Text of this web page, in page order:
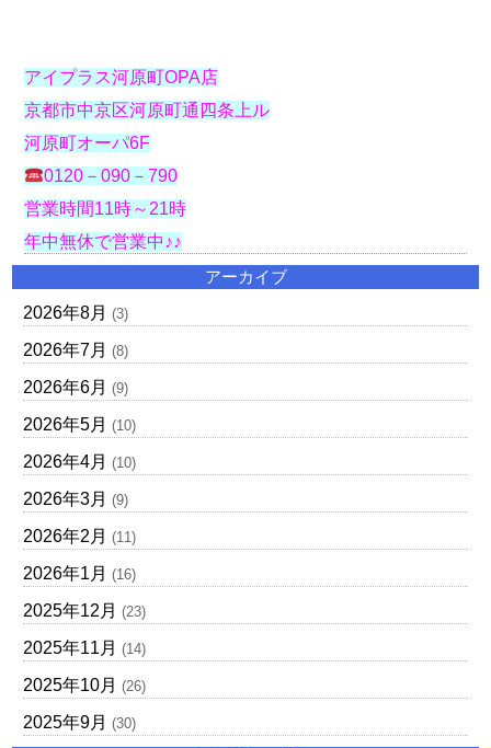
アイプラス河原町OPA店
京都市中京区河原町通四条上ル
河原町オーパ6F
0120－090－790
営業時間11時～21時
年中無休で営業中♪♪
アーカイブ
2026年8月 (3)
2026年7月 (8)
2026年6月 (9)
2026年5月 (10)
2026年4月 (10)
2026年3月 (9)
2026年2月 (11)
2026年1月 (16)
2025年12月 (23)
2025年11月 (14)
2025年10月 (26)
2025年9月 (30)